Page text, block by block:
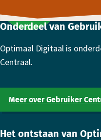
Onderdeel van
Optimaal Digitaal is
Centraal.
Meer over Gebruiker
Het ontstaan van